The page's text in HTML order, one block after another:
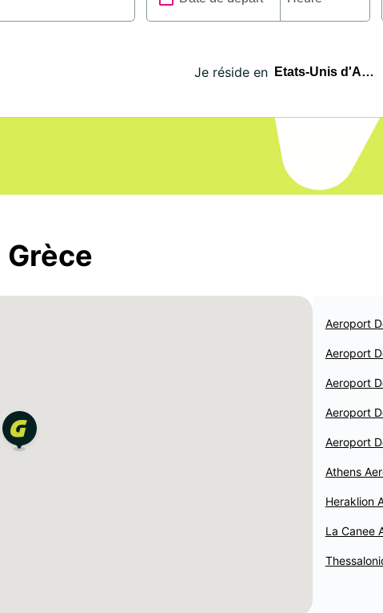
Je réside en
Aeroport
Aeroport
Aeroport
Aeroport
Aeroport
Athens
Heraklion
La Canee